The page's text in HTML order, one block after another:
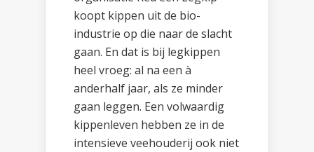
koopt kippen uit de bio-
industrie op die naar de slacht
gaan. En dat is bij legkippen
heel vroeg: al na een à
anderhalf jaar, als ze minder
gaan leggen. Een volwaardig
kippenleven hebben ze in de
intensieve veehouderij ook niet